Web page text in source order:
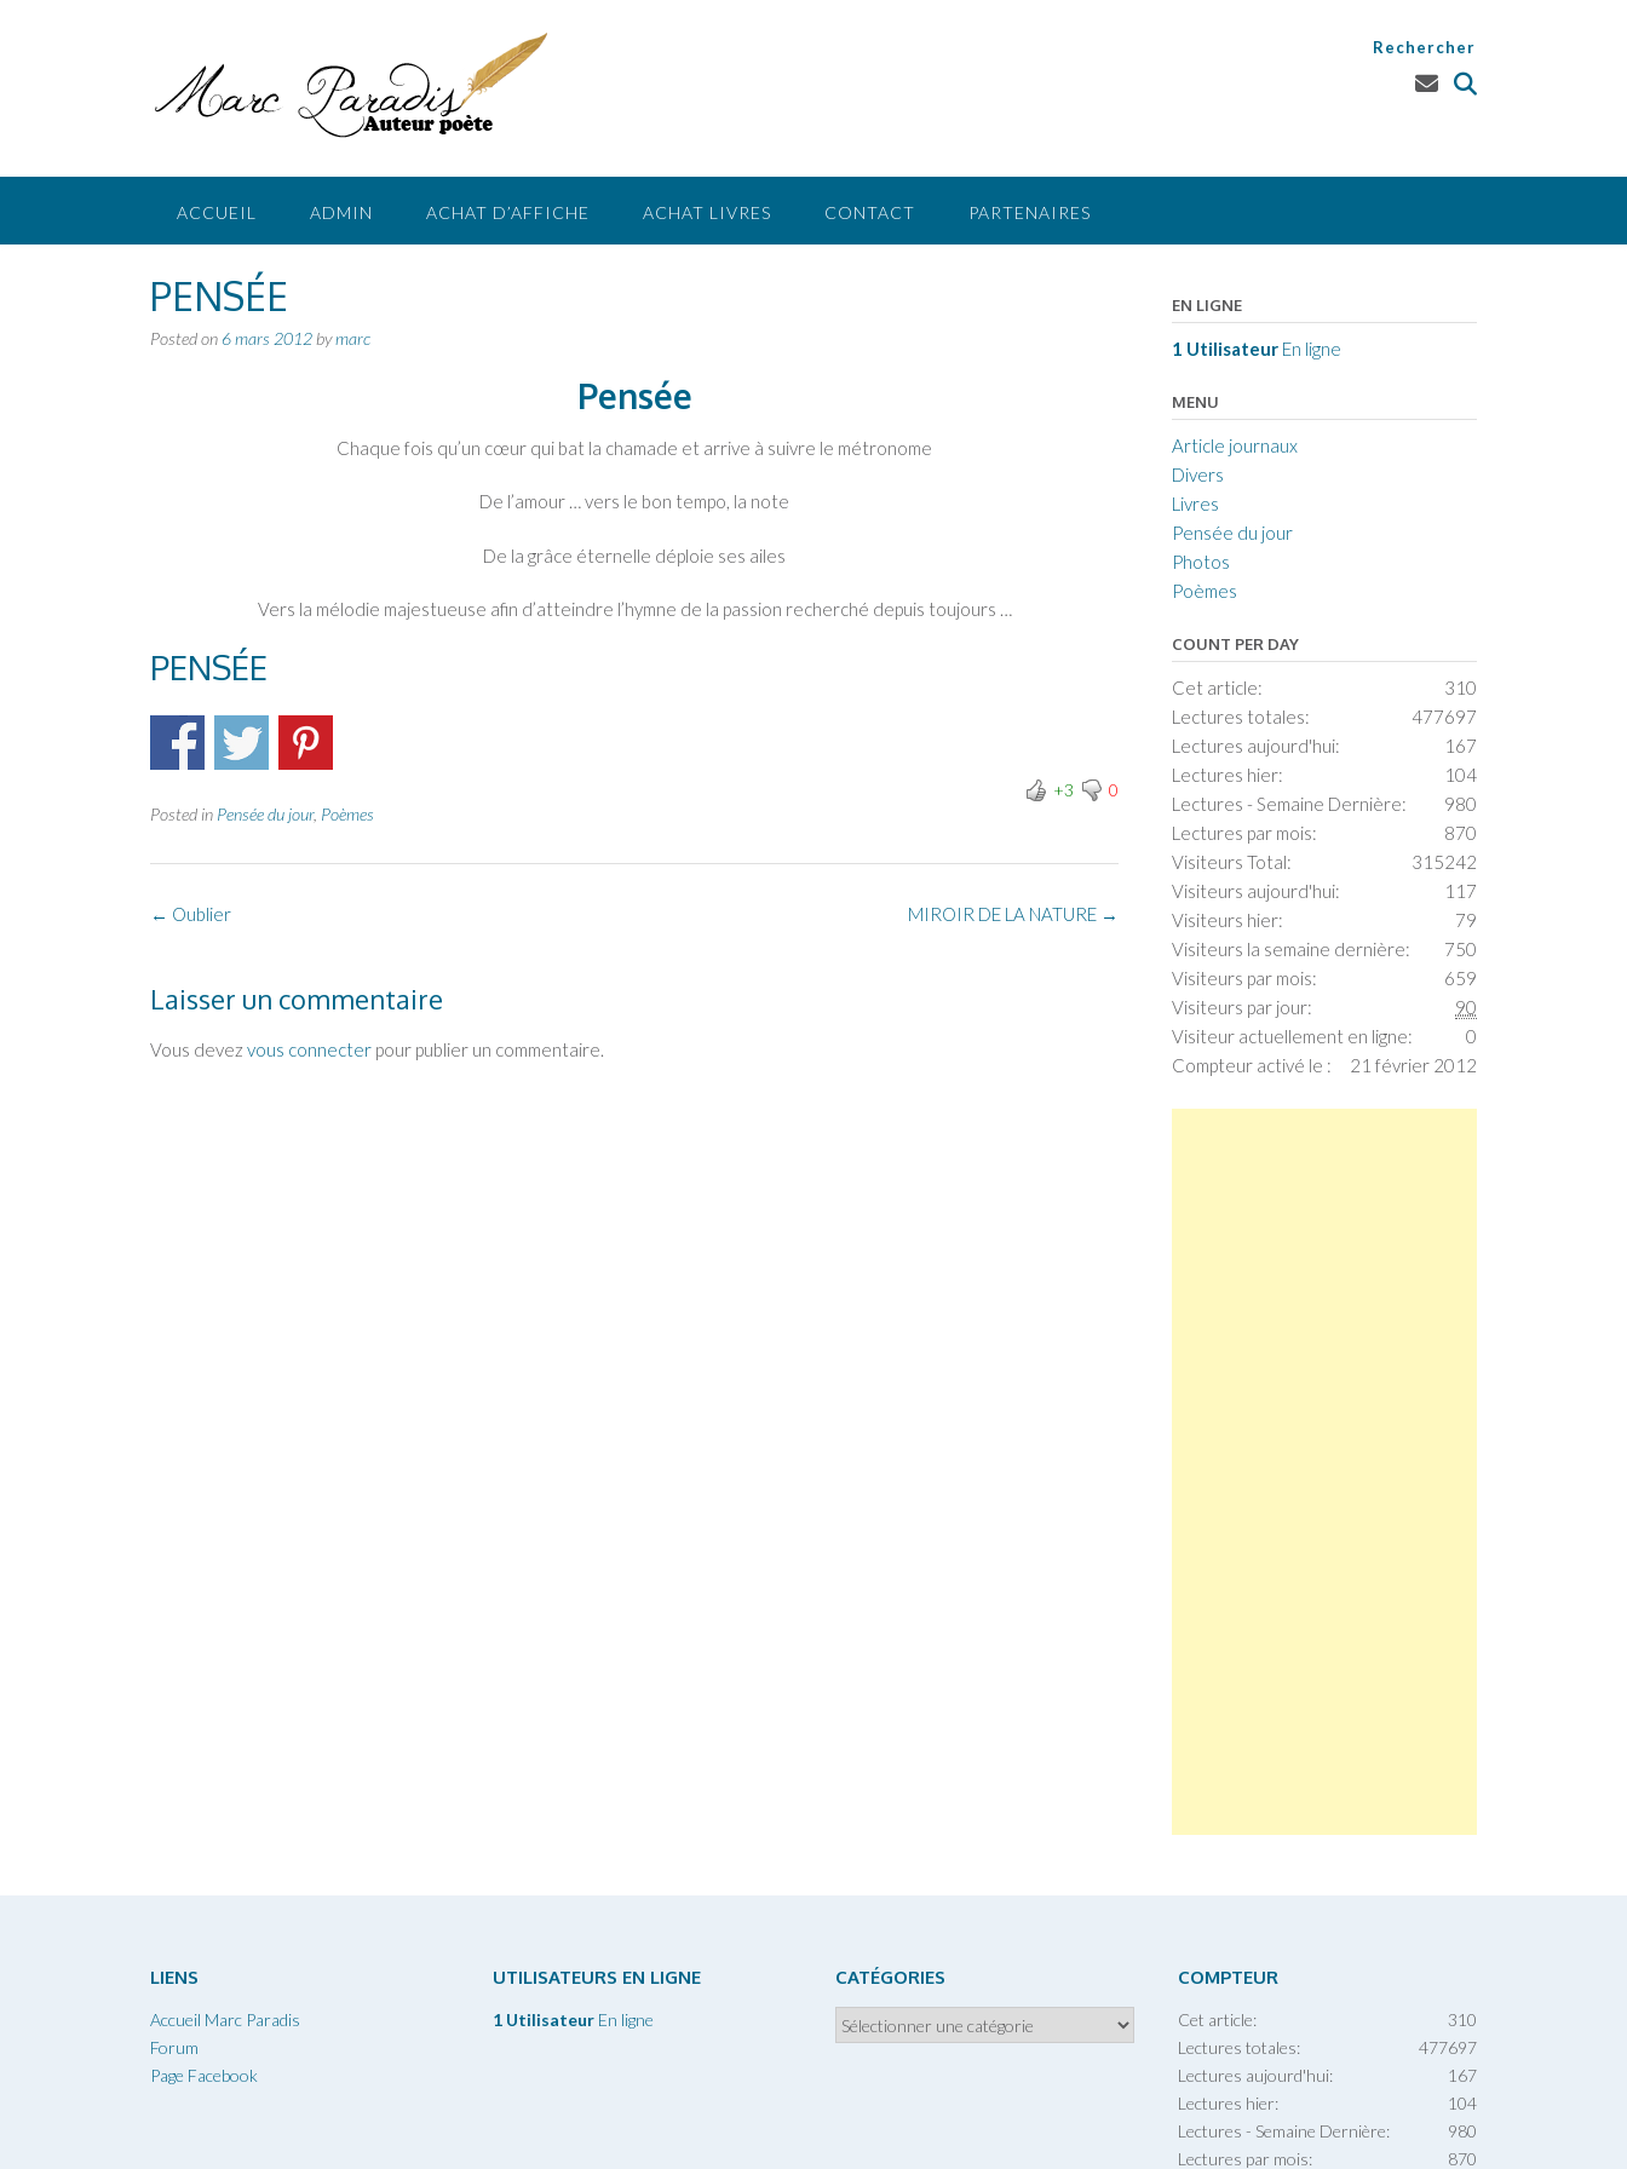
Rechercher
ACCUEIL ADMIN ACHAT D’AFFICHE ACHAT LIVRES CONTACT PARTENAIRES
PENSÉE
Posted on 6 mars 2012 bymarc
Pensée
Chaque fois qu’un cœur qui bat la chamade et arrive à suivre le métronome
De l’amour … vers le bon tempo, la note
De la grâce éternelle déploie ses ailes
Vers la mélodie majestueuse afin d’atteindre l’hymne de la passion recherché depuis toujours …
PENSÉE
+3
0
Posted in Pensée du jour, Poèmes
Post
MIROIR DE LA NATURE →
← Oublier
Laisser un commentaire
Vous devez vous connecter pour publier un commentaire.
EN LIGNE
1 UtilisateurEn ligne
MENU
Article journaux
Divers
Livres
Pensée du jour
Photos
Poèmes
COUNT PER DAY
310
Cet article:
477697
Lectures totales:
167
Lectures aujourd'hui:
104
Lectures hier:
980
Lectures - Semaine Dernière:
870
Lectures par mois:
315242
Visiteurs Total:
117
Visiteurs aujourd'hui:
79
Visiteurs hier:
750
Visiteurs la semaine dernière:
659
Visiteurs par mois:
90
Visiteurs par jour:
0
Visiteur actuellement en ligne:
21 février 2012
Compteur activé le :
LIENS
Accueil Marc Paradis
Forum
Page Facebook
UTILISATEURS EN LIGNE
1 Utilisateur En ligne
CATÉGORIES
Catégories
COMPTEUR
310
Cet article:
477697
Lectures totales:
167
Lectures aujourd'hui:
104
Lectures hier:
980
Lectures - Semaine Dernière:
870
Lectures par mois: